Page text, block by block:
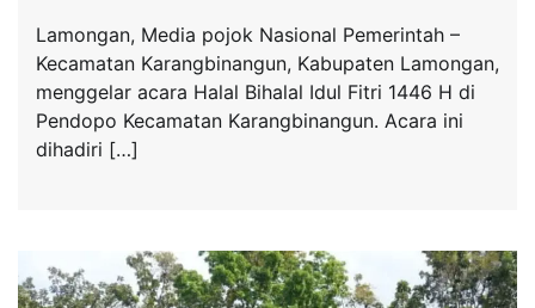
Lamongan, Media pojok Nasional Pemerintah –
Kecamatan Karangbinangun, Kabupaten Lamongan,
menggelar acara Halal Bihalal Idul Fitri 1446 H di
Pendopo Kecamatan Karangbinangun. Acara ini
dihadiri […]